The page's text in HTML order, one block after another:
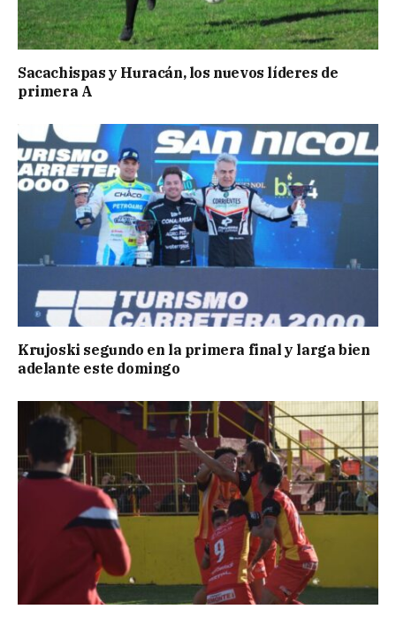
Sacachispas y Huracán, los nuevos líderes de
primera A
Krujoski segundo en la primera final y larga bien
adelante este domingo